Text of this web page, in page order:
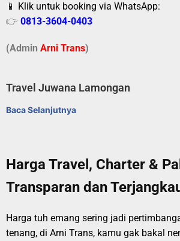
📱 Klik untuk booking via WhatsApp:
👉 0813-3604-0403
(Admin Arni Trans)
Travel Juwana Lamongan
Baca Selanjutnya
Harga Travel, Charter &
Transparan dan
Harga tuh emang sering jadi
tenang, di Arni Trans, kamu gak bakal